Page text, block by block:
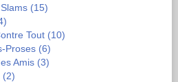
(15)
Tout (10)
Proses (6)
Amis (3)
(2)